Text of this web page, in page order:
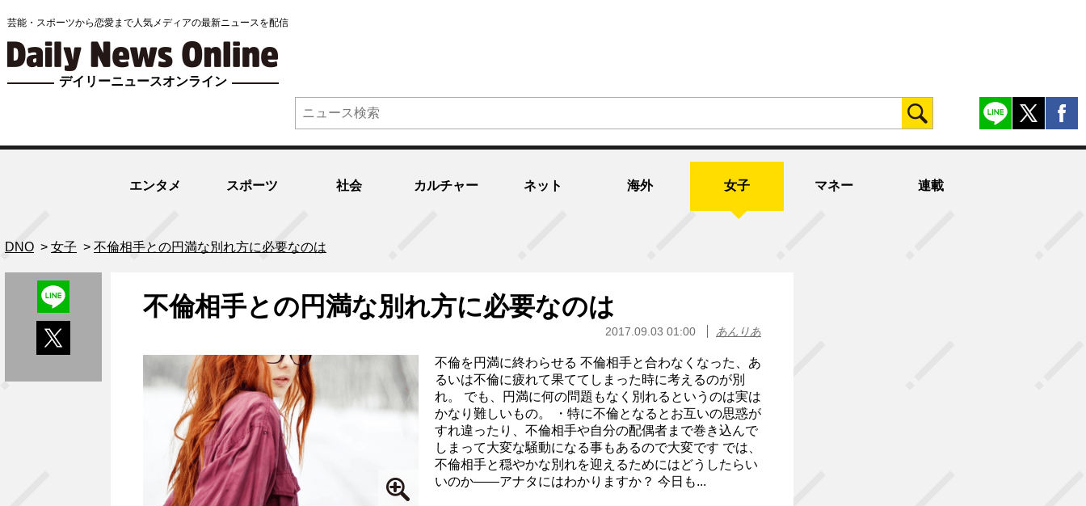
芸能・スポーツから恋愛まで人気メディアの最新ニュースを配信
デイリーニュースオンライン
エンタメ スポーツ 社会 カルチャー ネット 海外 女子 マネー 連載
DNO > 女子 > 不倫相手との円満な別れ方に必要なのは
不倫相手との円満な別れ方に必要なのは
2017.09.03 01:00 あんりあ
不倫を円満に終わらせる 不倫相手と合わなくなった、あ
るいは不倫に疲れて果ててしまった時に考えるのが別
れ。 でも、円満に何の問題もなく別れるというのは実は
かなり難しいもの。 ・特に不倫となるとお互いの思惑が
すれ違ったり、不倫相手や自分の配偶者まで巻き込んで
しまって大変な騒動になる事もあるので大変です では、
不倫相手と穏やかな別れを迎えるためにはどうしたらい
いのか――アナタにはわかりますか？ 今日も...